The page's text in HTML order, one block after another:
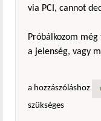
via PCI, cannot
Próbálkozom
a jelenség, vagy
a hozzászóláshoz
szükséges